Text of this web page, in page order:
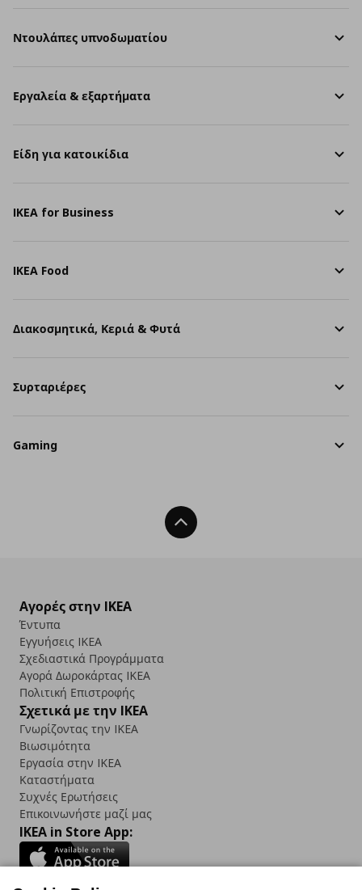
Ντουλάπες υπνοδωματίου
Εργαλεία & εξαρτήματα
Είδη για κατοικίδια
IKEA for Business
IKEA Food
Διακοσμητικά, Κεριά & Φυτά
Συρταριέρες
Gaming
Back To Top
Αγορές στην IKEA
Έντυπα
Εγγυήσεις IKEA
Σχεδιαστικά Προγράμματα
Αγορά Δωρoκάρτας IKEA
Πολιτική Επιστροφής
Σχετικά με την IKEA
Γνωρίζοντας την IKEA
Βιωσιμότητα
Εργασία στην IKEA
Καταστήματα
Συχνές Ερωτήσεις
Επικοινωνήστε μαζί μας
IKEA in Store App: